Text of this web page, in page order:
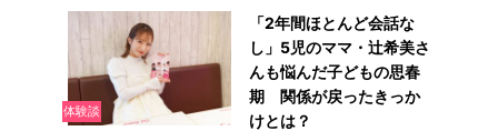
体験談
「2年間ほとんど会話な
し」5児のママ・辻希美さ
んも悩んだ子どもの思春
期 関係が戻ったきっか
けとは？